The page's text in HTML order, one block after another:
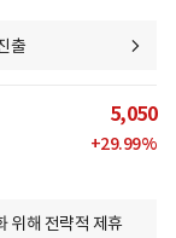
출
5,050
+29.99%
위해 전략적 제휴